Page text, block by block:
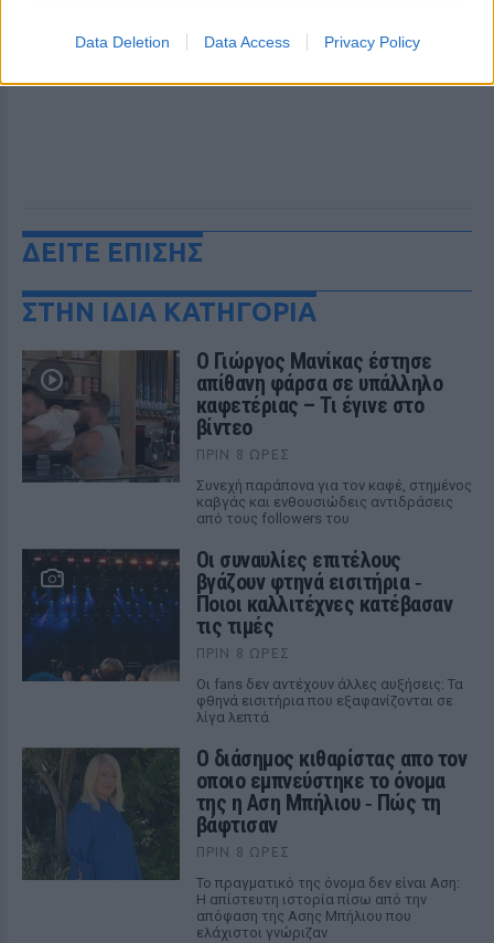
Data Deletion Data Access Privacy Policy
ΔΕΙΤΕ ΕΠΙΣΗΣ
ΣΤΗΝ ΙΔΙΑ ΚΑΤΗΓΟΡΙΑ
Ο Γιώργος Μανίκας έστησε
απίθανη φάρσα σε υπάλληλο
καφετέριας – Τι έγινε στο
βίντεο
ΠΡΙΝ 8 ΏΡΕΣ
Συνεχή παράπονα για τον καφέ, στημένος
καβγάς και ενθουσιώδεις αντιδράσεις
από τους followers του
Οι συναυλίες επιτέλους
βγάζουν φτηνά εισιτήρια ‑
Ποιοι καλλιτέχνες κατέβασαν
τις τιμές
ΠΡΙΝ 8 ΏΡΕΣ
Οι fans δεν αντέχουν άλλες αυξήσεις: Τα
φθηνά εισιτήρια που εξαφανίζονται σε
λίγα λεπτά
Ο διάσημος κιθαρίστας απο τον
οποιο εμπνεύστηκε το όνομα
της η Αση Μπήλιου ‑ Πώς τη
βάφτισαν
ΠΡΙΝ 8 ΏΡΕΣ
Το πραγματικό της όνομα δεν είναι Αση:
Η απίστευτη ιστορία πίσω από την
απόφαση της Ασης Μπήλιου που
ελάχιστοι γνώριζαν